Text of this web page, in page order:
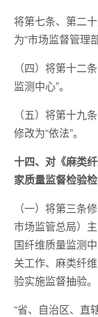
将第七条、第二
为“市场监督管理部
（四）将第十二
监测中心”。
（五）将第十九
修改为“依法”。
十四、对《麻类
家质量监督检验
（一）将第三条
市场监管总局）
国纤维质量监测
关工作、麻类纤
验实施监督抽验。
“省、自治区、直